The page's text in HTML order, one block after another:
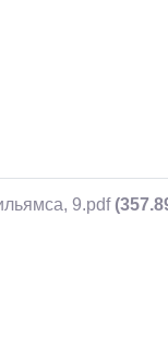
9.pdf